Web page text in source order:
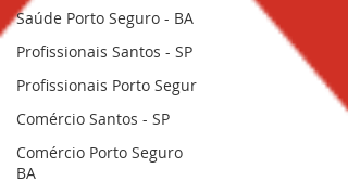
Saúde Porto Seguro - BA
Profissionais Santos - SP
Profissionais Porto Segur
Comércio Santos - SP
Comércio Porto Seguro
BA